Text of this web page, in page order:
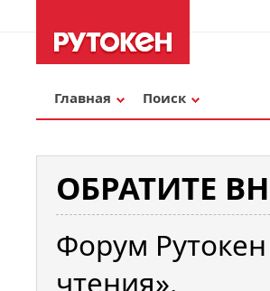
Главная Поиск
ОБРАТИТЕ
Форум
чтения».